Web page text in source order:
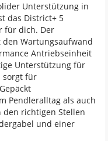
Unterstützung in
das District+ 5
für dich. Der
Wartungsaufwand
Antriebseinheit
Unterstützung für
sorgt für
Pendleralltag als auch
richtigen Stellen
und einer